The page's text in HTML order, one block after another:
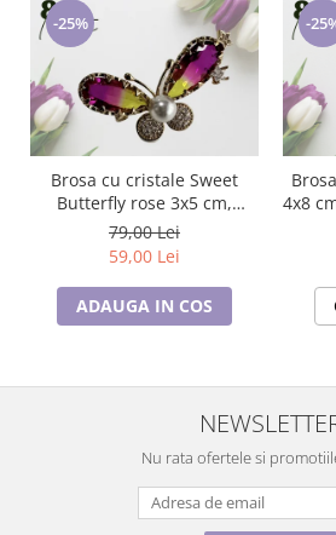
-25%
Brosa cu cristale Sweet
Butterfly rose 3x5 cm,
BR23.015, garantie 6 luni
79,00 Lei
59,00 Lei
ADAUGA IN COS
-
4x8 cm, BR23.013 garantie 6
Nu rata ofertele si